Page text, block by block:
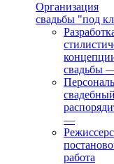
Организация
свадьбы "под
свадьбы
свадебный
—
работа